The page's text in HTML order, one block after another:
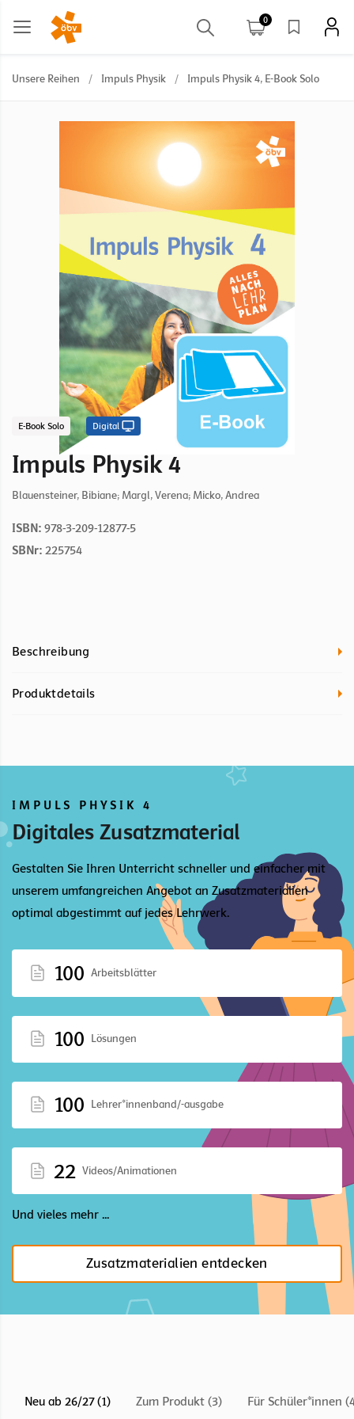
0
Unsere Reihen / Impuls Physik / Impuls Physik 4, E-Book Solo
E-Book Solo Digital
Impuls Physik 4
Blauensteiner, Bibiane; Margl, Verena; Micko, Andrea
ISBN: 978-3-209-12877-5
SBNr: 225754
Beschreibung
Produktdetails
IMPULS PHYSIK 4
Digitales Zusatzmaterial
Gestalten Sie Ihren Unterricht schneller und einfacher mit
unserem umfangreichen Angebot an Zusatzmaterialien
optimal abgestimmt auf jedes Lehrwerk.
100 Arbeitsblätter
100 Lösungen
100 Lehrer*innenband/-ausgabe
22 Videos/Animationen
Und vieles mehr ...
Zusatzmaterialien entdecken
Neu ab 26/27 (1) Zum Produkt (3) Für Schüler*innen